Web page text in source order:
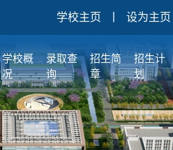
学校主页 设为主页
学校概
况
录取查
询
招生简
章
招生计
划